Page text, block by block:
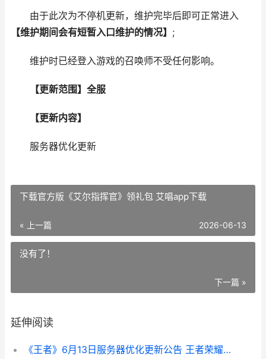
由于此次为不停机更新，维护完毕后即可正常进入
【维护期间会有短暂入口维护的情况】 ;
维护时已经登入游戏的召唤师不受任何影响。
【更新范围】全服
【更新内容】
服务器优化更新
下载官方版《艾尔指挥官》领礼包 艾唱app下载
« 上一篇 2026-06-13
没有了！
下一篇 »
延伸阅读
《王者》6月13日服务器优化更新公告 王者荣耀6月13日更新内容